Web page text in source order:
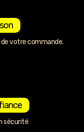
votre commande.
sécurité